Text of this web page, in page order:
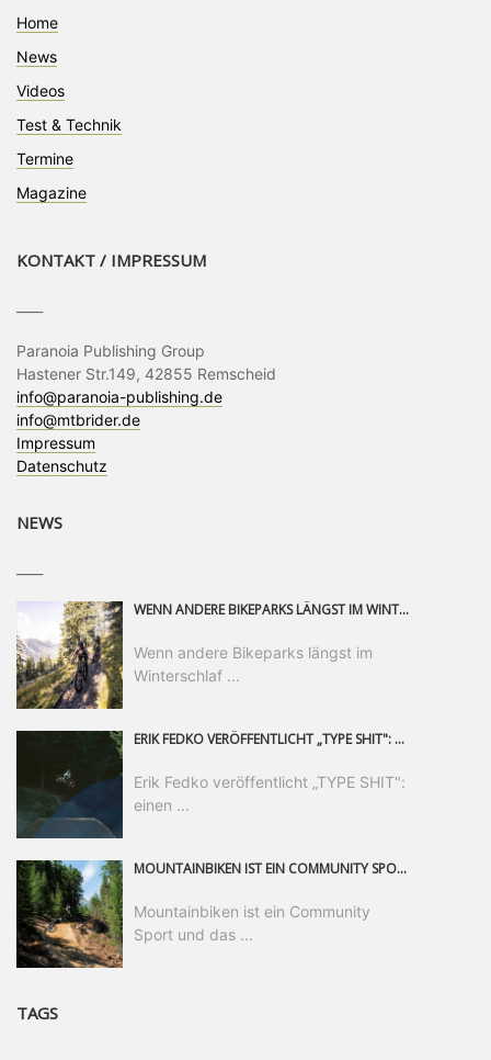
Home
News
Videos
Test & Technik
Termine
Magazine
KONTAKT / IMPRESSUM
Paranoia Publishing Group
Hastener Str.149, 42855 Remscheid
info@paranoia-publishing.de
info@mtbrider.de
Impressum
Datenschutz
NEWS
WENN ANDERE BIKEPARKS LÄNGST IM WINTERSCHLAF SIND, IST MAN IN SAALFELDEN LEOGANG IMMER NOCH AM MOUNTAINBIKEN. IST DER HERBST DIE SCHÖNSTE ZEIT DES JAHRES? AUF DEN TRAILS RUND UM SAALFELDEN LEOGANG UND IM EPIC BIKEPARK LEOGANG IST ER DAS AUF JEDEN FALL – UND DIE GEFÜHLT DIE LÄNGSTE NOCH DAZU. NOCH BIS MINDESTENS 8. NOVEMBER STEHT DAS PINZGAUER MOUNTAINBIKE-PARADIES ALLEN RIDERN OFFEN, DIE EINFACH NICHT GENUG KRIEGEN KÖNNEN. DABEI HÄLT DIE GOLDENE JAHRESZEIT IN SAALFELDEN LEOGANG WEIT MEHR ALS LINES, TRAILS UND HERBSTPANORAMEN BEREIT: MIT DEM BIKE FESTIVAL, VERSCHIEDENEN LADIES SHRED EVENTS UND EINEM DIE GESAMTE SAISON ANDAUERNDEN PHOTO CONTEST ZUM 25-JÄHRIGEN BIKEPARK-JUBILÄUM GIBT ES RUND UM ÖSTERREICHS ÄLTESTEN BIKEPARK EINIGES ZU ERLEBEN.
Wenn andere Bikeparks längst im
Winterschlaf ...
ERIK FEDKO VERÖFFENTLICHT „TYPE SHIT": EINEN 23-MINÜTIGEN MOUNTAINBIKE-FILM, ÜBER DREI JAHRE RUND UM DIE WELT GEDREHT. ZEITGLEICH LAUNCHT ER DIE GLEICHNAMIGE KOLLEKTION SEINER BRAND TYPE. EIN SEGMENT DES FILMS ERSCHEINT SEPARAT AUF RED BULL BIKE.
Erik Fedko veröffentlicht „TYPE SHIT":
einen ...
MOUNTAINBIKEN IST EIN COMMUNITY SPORT UND DAS BEWEIST SICH IN DER BIKE REPUBLIC SÖLDEN GERADE EINDRUCKSVOLL AUF ALLEN LEVELN. FREERIDE PROFI, SHAPERIN UND FRISCH GEWÄHLTE SWATCH NINES MVP VERO SANDLER IST BEGEISTERT VON DER VIELFALT DER BIKE DESTINATION, DER NEUEN JUMPLINE UND PLÄDIERT FÜR MUT BEI (FRAUEN) COMMUNITIES. VERO UND IHR VERLOBTER SAM HODGES VERBRINGEN MEHRERE MONATE IN DER BIKE REPUBLIC UND LASSEN UNS DARAN TEILHABEN. UM COMMUNITY GEHT ES AUCH BEI DER PARTNERSCHAFT ZWISCHEN SÖLDEN UND DEM NEUEN RIDERS PARK DONOVALY IN DER SLOWAKEI: DER DORTIGE TOURISMUSDIREKTOR JIRI PEC IST ÜBERZEUGT: VON MEHR BIKEPARKS PROFITIERT DIE GANZE MTB-SZENE – UND MIT DOMINIK LINSER, GESCHÄFTSFÜHRER DER BRS, HAT ER DAMIT DEN PERFEKTEN PARTNER GEFUNDEN.
Mountainbiken ist ein Community
Sport und das ...
TAGS